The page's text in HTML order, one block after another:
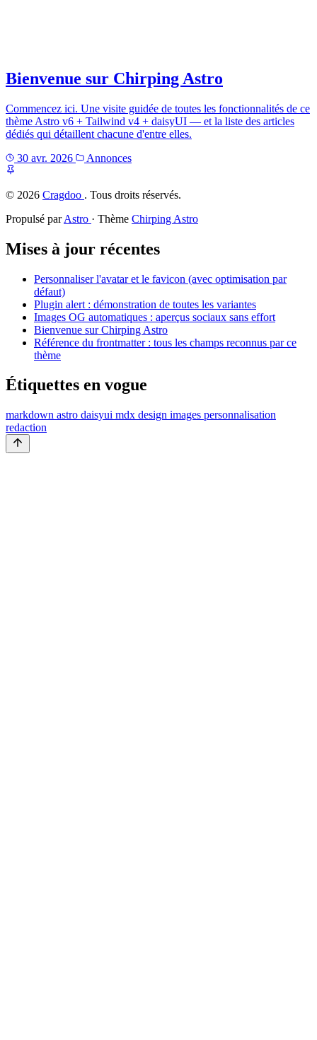
Bienvenue sur Chirping Astro
Commencez ici. Une visite guidée de toutes les fonctionnalités de ce
thème Astro v6 + Tailwind v4 + daisyUI — et la liste des articles
dédiés qui détaillent chacune d'entre elles.
30 avr. 2026
Annonces
© 2026 Cragdoo . Tous droits réservés.
Propulsé parAstro · Thème Chirping Astro
Mises à jour récentes
Personnaliser l'avatar et le favicon (avec optimisation par
défaut)
Plugin alert : démonstration de toutes les variantes
Images OG automatiques : aperçus sociaux sans effort
Bienvenue sur Chirping Astro
Référence du frontmatter : tous les champs reconnus par ce
thème
Étiquettes en vogue
markdown astro daisyui mdx design images personnalisation
redaction